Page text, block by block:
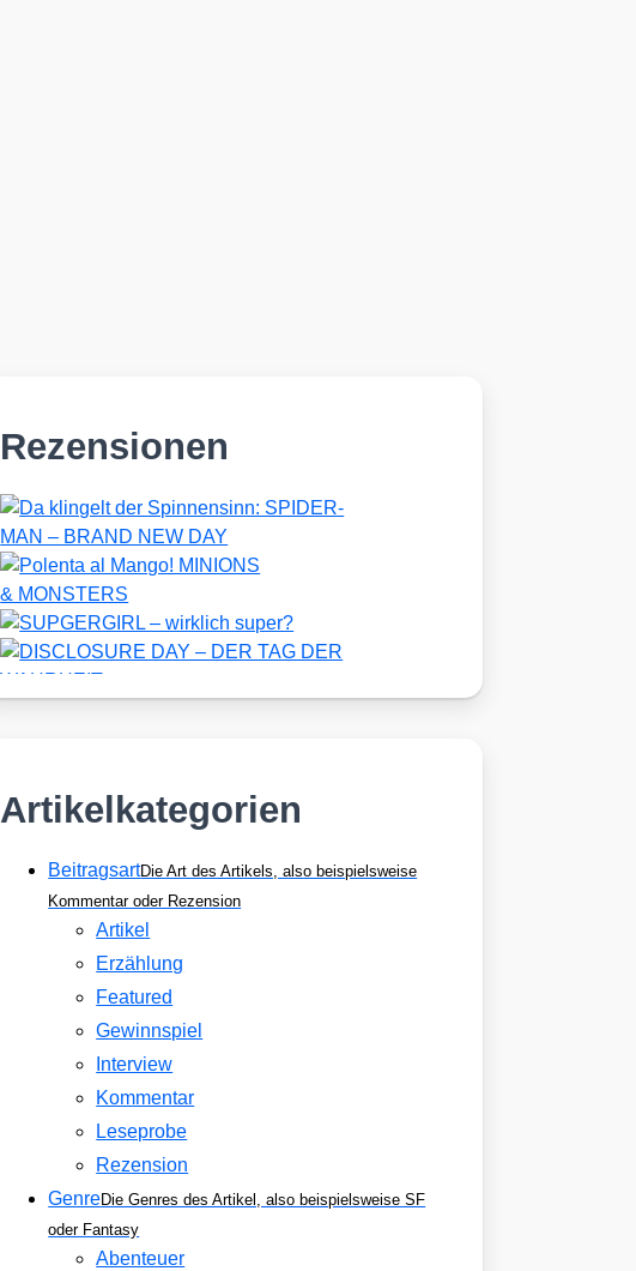
Rezensionen
Artikelkategorien
BeitragsartDie Art des Artikels, also beispielsweise
Kommentar oder Rezension
Artikel
Erzählung
Featured
Gewinnspiel
Interview
Kommentar
Leseprobe
Rezension
GenreDie Genres des Artikel, also beispielsweise SF
oder Fantasy
Abenteuer